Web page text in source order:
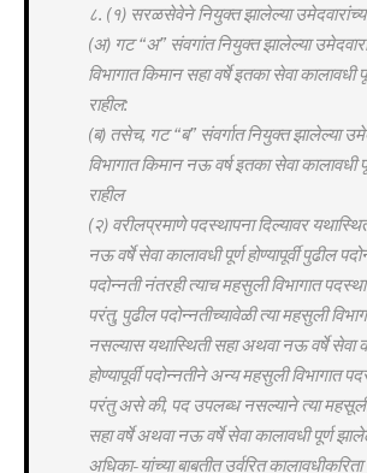
८. (१) सरळसेवेने नियुक्त झालेल्या
(अ) गट “अ” संवगांत नियुक्त झालेल्या
विभागात किमान सहा वर्षे इतका सेवा
राहील:
(ब) तसेच, गट “ब” संवर्गात नियुक्त झालेल्या
विभागात किमान नऊ वर्ष इतका सेवा
राहील
(२) वरीलप्रमाणे पदस्थापना दिल्यावर
नऊ वर्षे सेवा कालावधी पूर्ण होण्यापूर्वी पुढील
पदोन्नती नंतरही त्याच महसुली विभागात
परंतु, पुढील पदोन्नतीच्यावेळी त्या महसुली
नसल्यास यथास्थिती सहा अथवा नऊ वर्षे सेवा
होण्यापूर्वी पदोन्नतीने अन्य महसुली विभागात
परंतु असे की, पद उपलब्ध नसल्याने त्या महसूली
सहा वर्षे अथवा नऊ वर्षे सेवा कालावधी पूर्ण
अधिका-यांच्या बाबतीत उर्वरित